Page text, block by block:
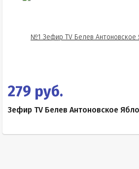
279 руб.
Зефир TV Белев Антоновское